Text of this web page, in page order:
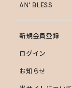
AN' BLESS
新規会員登録
ログイン
お知らせ